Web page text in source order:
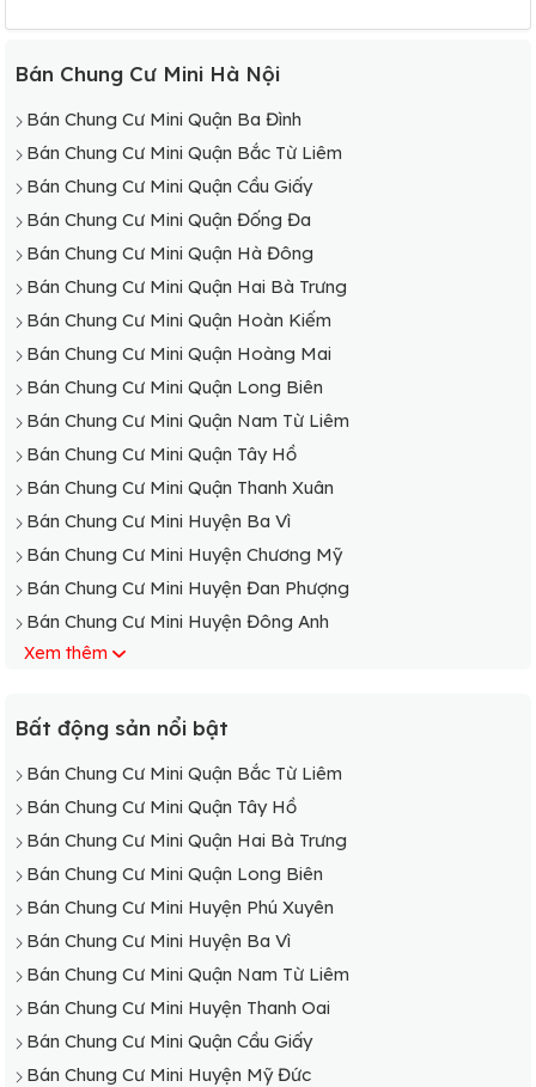
Bán Chung Cư Mini Hà Nội
Bán Chung Cư Mini Quận Ba Đình
Bán Chung Cư Mini Quận Bắc Từ Liêm
Bán Chung Cư Mini Quận Cầu Giấy
Bán Chung Cư Mini Quận Đống Đa
Bán Chung Cư Mini Quận Hà Đông
Bán Chung Cư Mini Quận Hai Bà Trưng
Bán Chung Cư Mini Quận Hoàn Kiếm
Bán Chung Cư Mini Quận Hoàng Mai
Bán Chung Cư Mini Quận Long Biên
Bán Chung Cư Mini Quận Nam Từ Liêm
Bán Chung Cư Mini Quận Tây Hồ
Bán Chung Cư Mini Quận Thanh Xuân
Bán Chung Cư Mini Huyện Ba Vì
Bán Chung Cư Mini Huyện Chương Mỹ
Bán Chung Cư Mini Huyện Đan Phượng
Bán Chung Cư Mini Huyện Đông Anh
Bán Chung Cư Mini Huyện Gia Lâm
Bán Chung Cư Mini Huyện Mê Linh
Bán Chung Cư Mini Huyện Phú Xuyên
Bán Chung Cư Mini Huyện Phúc Thọ
Bán Chung Cư Mini Huyện Quốc Oai
Bán Chung Cư Mini Huyện Sóc Sơn
Bán Chung Cư Mini Huyện Thạch Thất
Bán Chung Cư Mini Huyện Thanh Oai
Bán Chung Cư Mini Huyện Thanh Trì
Bán Chung Cư Mini Huyện Thường Tín
Bán Chung Cư Mini Huyện Ứng Hòa
Xem thêm
Bất động sản nổi bật
Bán Chung Cư Mini Quận Bắc Từ Liêm
Bán Chung Cư Mini Quận Tây Hồ
Bán Chung Cư Mini Quận Hai Bà Trưng
Bán Chung Cư Mini Quận Long Biên
Bán Chung Cư Mini Huyện Phú Xuyên
Bán Chung Cư Mini Huyện Ba Vì
Bán Chung Cư Mini Quận Nam Từ Liêm
Bán Chung Cư Mini Huyện Thanh Oai
Bán Chung Cư Mini Quận Cầu Giấy
Bán Chung Cư Mini Huyện Mỹ Đức